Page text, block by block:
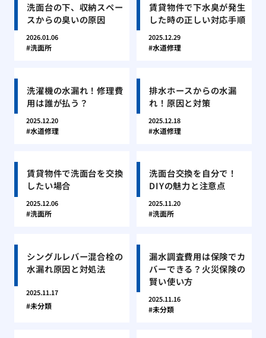
洗面台の下、収納スペー
スからの臭いの原因
2026.01.06
洗面所
賃貸物件で下水臭が発生
した時の正しい対応手順
2025.12.29
水道修理
洗濯機の水漏れ！修理費
用は誰が払う？
2025.12.20
水道修理
排水ホースからの水漏
れ！原因と対策
2025.12.18
水道修理
賃貸物件で洗面台を交換
したい場合
2025.12.06
洗面所
洗面台交換を自分で！
DIYの魅力と注意点
2025.11.20
洗面所
シングルレバー混合栓の
水漏れ原因と対処法
2025.11.17
未分類
漏水調査費用は保険でカ
バーできる？火災保険の
賢い使い方
2025.11.16
未分類